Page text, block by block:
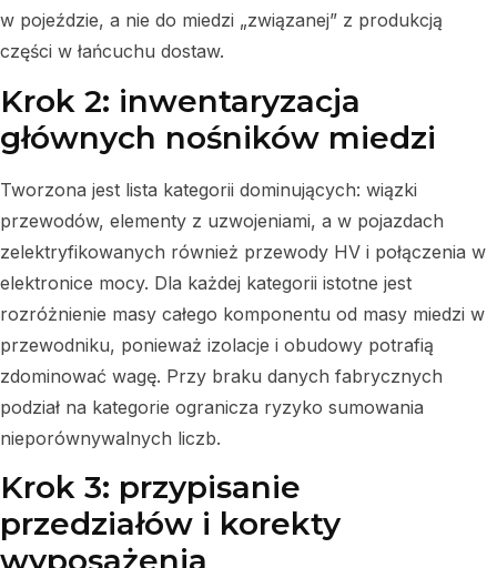
w pojeździe, a nie do miedzi „związanej” z produkcją
części w łańcuchu dostaw.
Krok 2: inwentaryzacja
głównych nośników miedzi
Tworzona jest lista kategorii dominujących: wiązki
przewodów, elementy z uzwojeniami, a w pojazdach
zelektryfikowanych również przewody HV i połączenia w
elektronice mocy. Dla każdej kategorii istotne jest
rozróżnienie masy całego komponentu od masy miedzi w
przewodniku, ponieważ izolacje i obudowy potrafią
zdominować wagę. Przy braku danych fabrycznych
podział na kategorie ogranicza ryzyko sumowania
nieporównywalnych liczb.
Krok 3: przypisanie
przedziałów i korekty